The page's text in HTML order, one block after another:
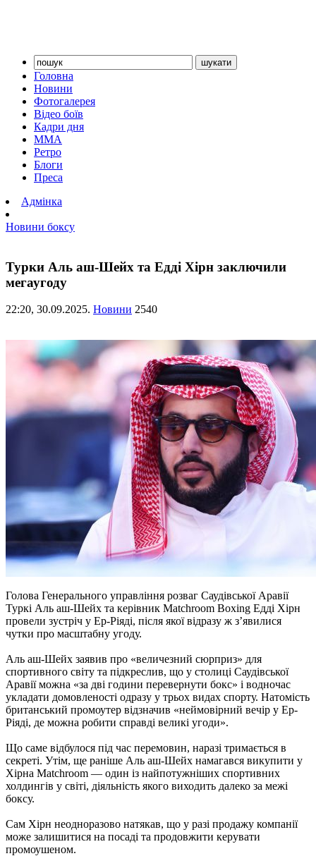
Головна
Новини
Фотогалерея
Відео боїв
Кадри дня
ММА
Ретро
Блоги
Преса
Адмінка
Новини боксу
Турки Аль аш-Шейх та Едді Хірн заключили
мегаугоду
22:20, 30.09.2025. Новини 2540
Голова Генерального управління розваг Саудівської Аравії
Туркі Аль аш-Шейх та керівник Matchroom Boxing Едді Хірн
провели зустріч у Ер-Ріяді, після якої відразу ж з’явилися
чутки про масштабну угоду.
Аль аш-Шейх заявив про «величезний сюрприз» для
спортивного світу та підкреслив, що у столиці Саудівської
Аравії можна «за дві години перевернути бокс» і водночас
укладати домовленості одразу у трьох видах спорту. Натомість
британський промоутер відзначив «неймовірний вечір у Ер-
Ріяді, де можна робити справді великі угоди».
Що саме відбулося під час перемовин, наразі тримається в
секреті. Утім, ще раніше Аль аш-Шейх намагався викупити у
Хірна Matchroom — один із найпотужніших спортивних
холдингів у світі, діяльність якого виходить далеко за межі
боксу.
Сам Хірн неодноразово натякав, що у разі продажу компанії
може залишитися на посаді та продовжити керувати
промоушеном.